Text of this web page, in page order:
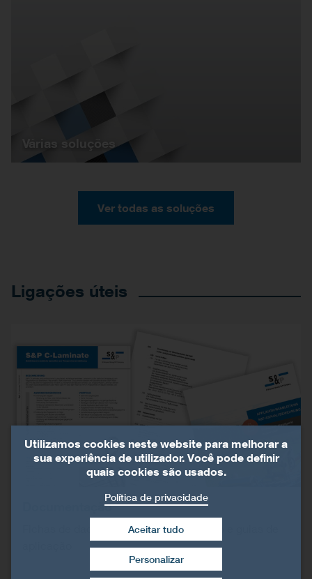
Várias soluções
Ver todas as soluções
Ligações úteis
Documentação
Fichas de dados, texto de especificação e guias de
Utilizamos cookies neste website para melhorar a
sua experiência de utilizador. Você pode definir
quais cookies são usados.
Política de privacidade
Aceitar tudo
Retirar consentimento
Personalizar